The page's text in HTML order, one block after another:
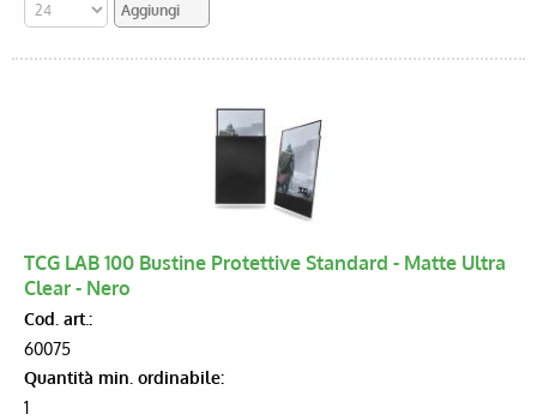
TCG LAB 100 Bustine Protettive Standard - Matte Ultra
Clear - Nero
Cod. art.:
60075
Quantità min. ordinabile:
1